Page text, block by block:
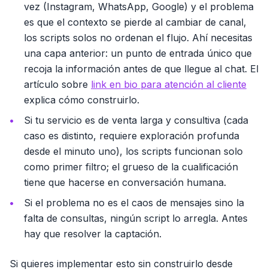
vez (Instagram, WhatsApp, Google) y el problema
es que el contexto se pierde al cambiar de canal,
los scripts solos no ordenan el flujo. Ahí necesitas
una capa anterior: un punto de entrada único que
recoja la información antes de que llegue al chat. El
artículo sobre link en bio para atención al cliente
explica cómo construirlo.
Si tu servicio es de venta larga y consultiva (cada
caso es distinto, requiere exploración profunda
desde el minuto uno), los scripts funcionan solo
como primer filtro; el grueso de la cualificación
tiene que hacerse en conversación humana.
Si el problema no es el caos de mensajes sino la
falta de consultas, ningún script lo arregla. Antes
hay que resolver la captación.
Si quieres implementar esto sin construirlo desde